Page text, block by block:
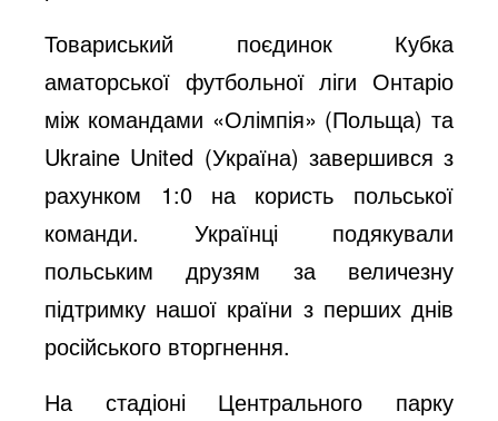
Товариський поєдинок Кубка
аматорської футбольної ліги Онтаріо
між командами «Олімпія» (Польща) та
Ukraine United (Україна) завершився з
рахунком 1:0 на користь польської
команди. Українці подякували
польським друзям за величезну
підтримку нашої країни з перших днів
російського вторгнення.
На стадіоні Центрального парку